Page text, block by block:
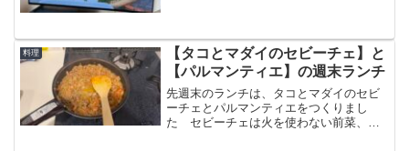
料理
【タコとマダイのセビーチェ】と
【パルマンティエ】の週末ランチ
先週末のランチは、タコとマダイのセビ
ーチェとパルマンティエをつくりまし
た セビーチェは火を使わない前菜、パ